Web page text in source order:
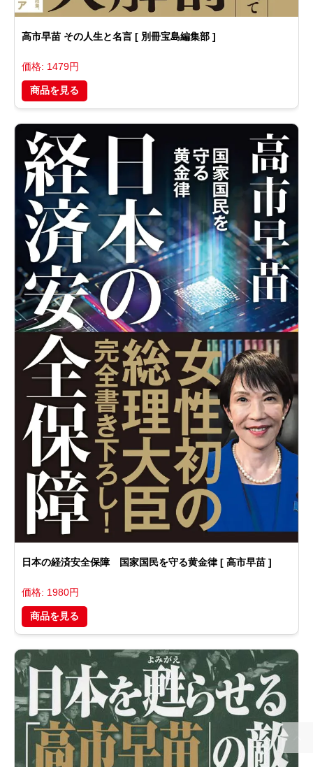
高市早苗 その人生と名言 [ 別冊宝島編集部 ]
価格: 1479円
商品を見る
日本の経済安全保障 国家国民を守る黄金律 [ 高市早苗 ]
価格: 1980円
商品を見る